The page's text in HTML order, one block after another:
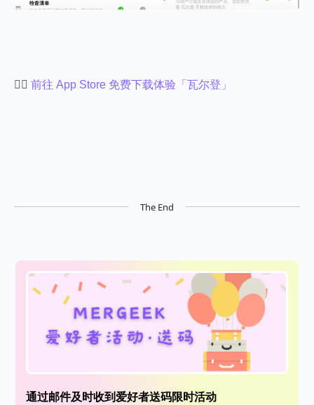
👉🏻 前往 App Store 免费下载体验「瓦尔登」
The End
通过邮件及时收到爱好者送码限时活动